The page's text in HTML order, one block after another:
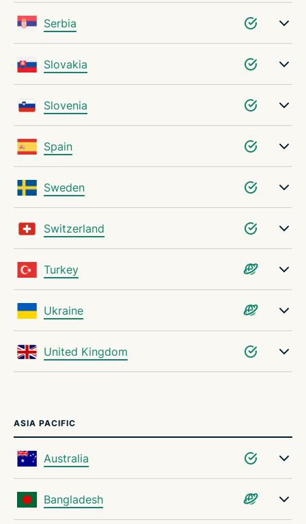
Serbia
Slovakia
Slovenia
Spain
Sweden
Switzerland
Turkey
Ukraine
United Kingdom
ASIA PACIFIC
Australia
Bangladesh